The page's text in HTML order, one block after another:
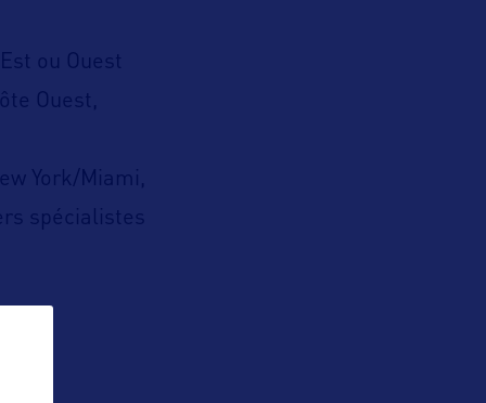
ou Ouest
Ouest,
York/Miami,
spécialistes